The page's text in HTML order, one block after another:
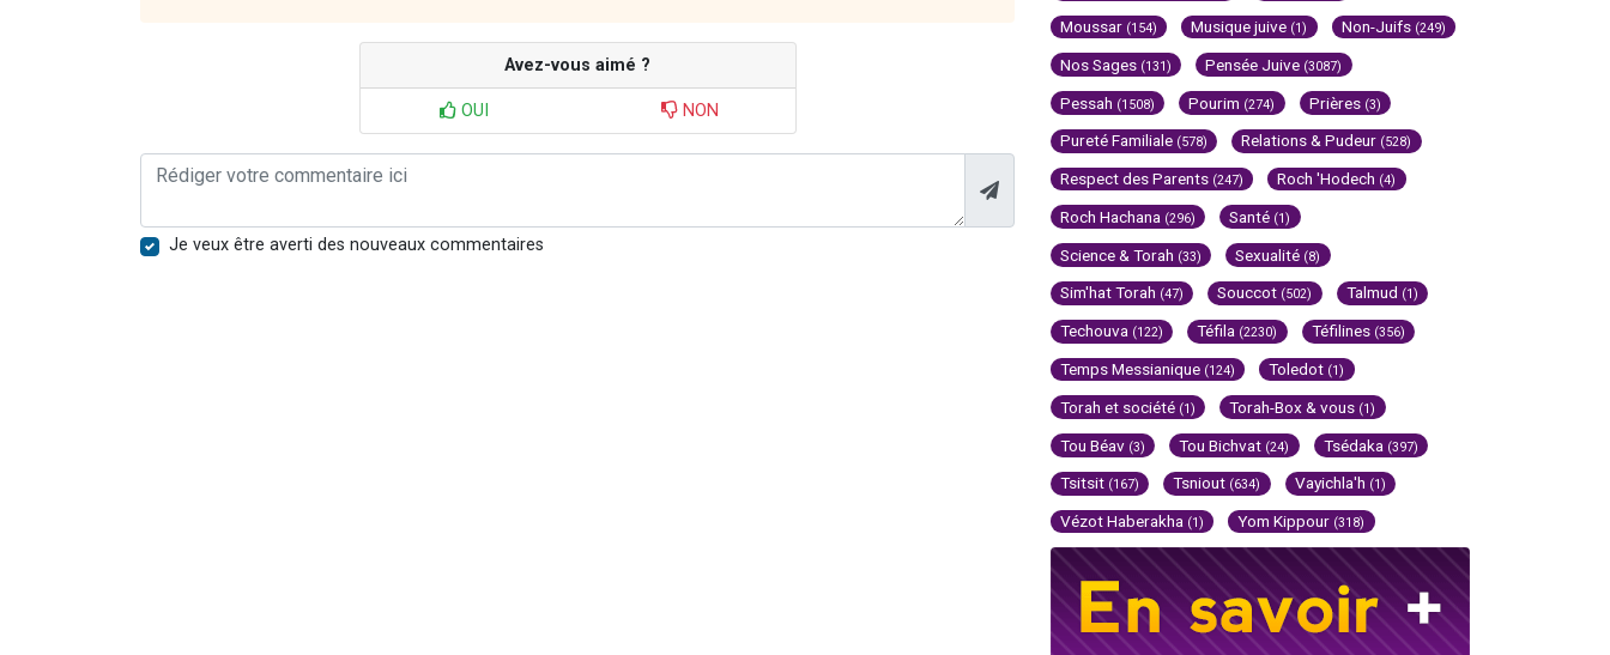
Avez-vous aimé ?
OUI NON
Je veux être averti des nouveaux commentaires
Moussar (154) Musique juive (1) Non-Juifs (249)
Nos Sages (131) Pensée Juive (3087)
Pessah (1508) Pourim (274) Prières (3)
Pureté Familiale (578) Relations & Pudeur (528)
Respect des Parents (247) Roch 'Hodech (4)
Roch Hachana (296) Santé (1)
Science & Torah (33) Sexualité (8)
Sim'hat Torah (47) Souccot (502) Talmud (1)
Techouva (122) Téfila (2230) Téfilines (356)
Temps Messianique (124) Toledot (1)
Torah et société (1) Torah-Box & vous (1)
Tou Béav (3) Tou Bichvat (24) Tsédaka (397)
Tsitsit (167) Tsniout (634) Vayichla'h (1)
Vézot Haberakha (1) Yom Kippour (318)